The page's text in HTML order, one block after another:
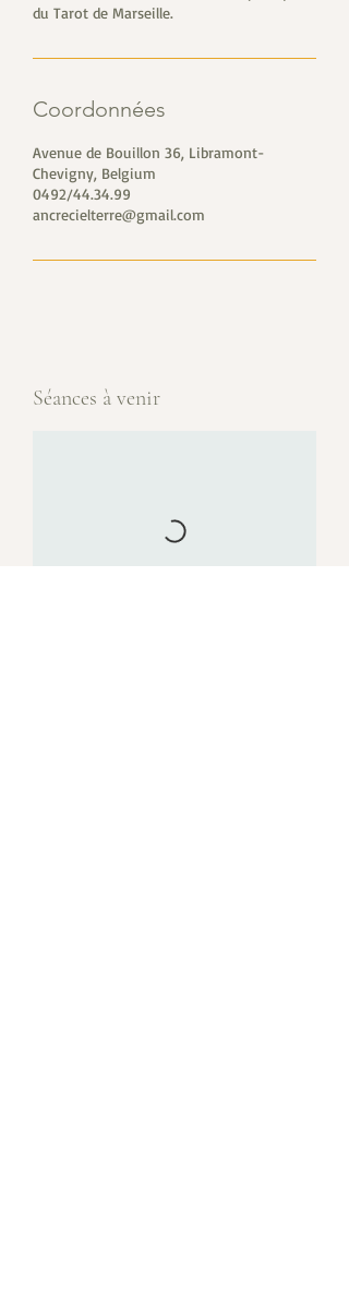
du Tarot de Marseille.
Coordonnées
Avenue de Bouillon 36, Libramont-
Chevigny, Belgium
0492/44.34.99
ancrecielterre@gmail.com
Séances à venir